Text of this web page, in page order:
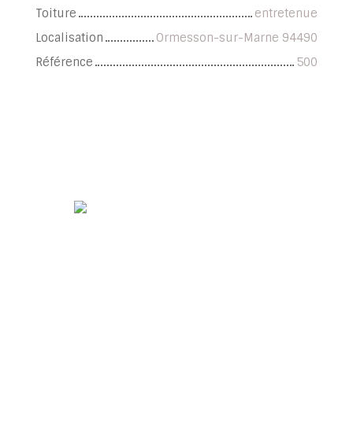
Toiture
entretenue
Localisation
Ormesson-sur-Marne 94490
Référence
500